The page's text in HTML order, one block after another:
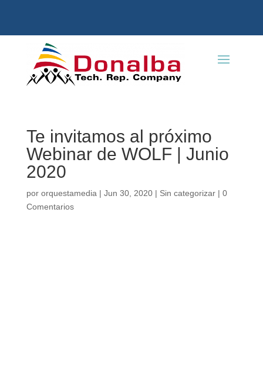
Te invitamos al próximo
Webinar de WOLF | Junio
2020
por orquestamedia | Jun 30, 2020| Sin categorizar| 0
Comentarios